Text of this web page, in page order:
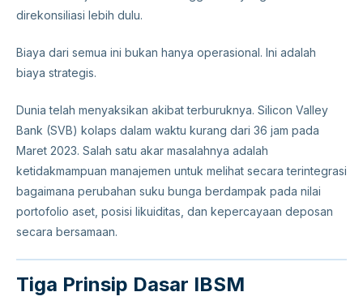
direkonsiliasi lebih dulu.
Biaya dari semua ini bukan hanya operasional. Ini adalah
biaya strategis.
Dunia telah menyaksikan akibat terburuknya. Silicon Valley
Bank (SVB) kolaps dalam waktu kurang dari 36 jam pada
Maret 2023. Salah satu akar masalahnya adalah
ketidakmampuan manajemen untuk melihat secara terintegrasi
bagaimana perubahan suku bunga berdampak pada nilai
portofolio aset, posisi likuiditas, dan kepercayaan deposan
secara bersamaan.
Tiga Prinsip Dasar IBSM